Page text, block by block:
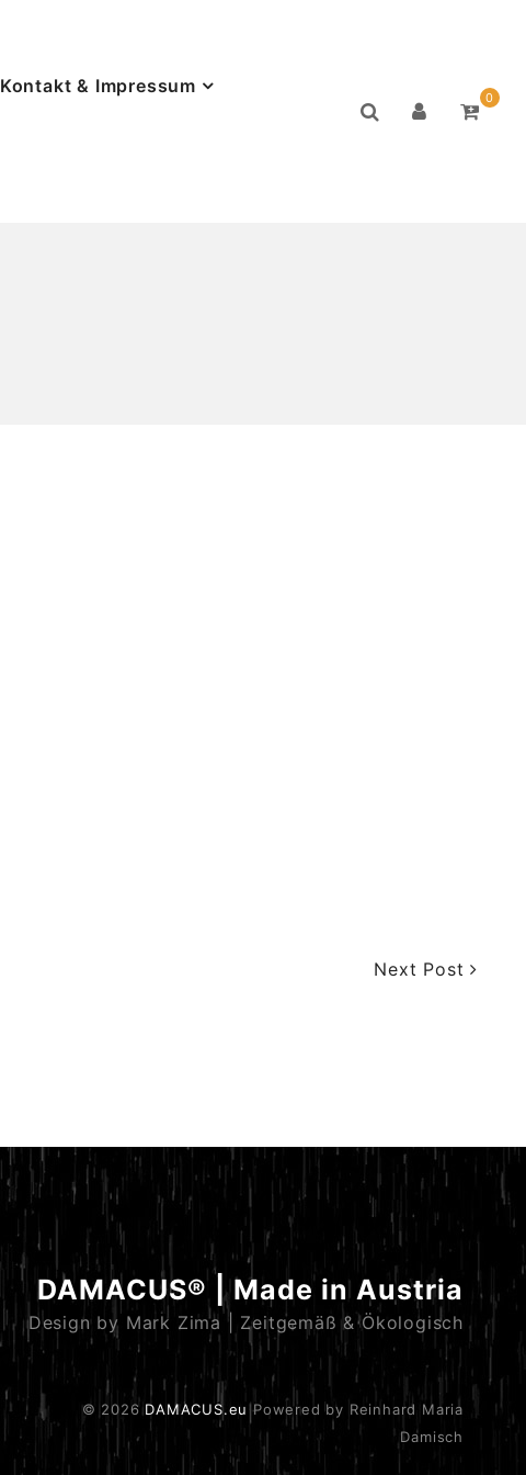
Kontakt & Impressum
0
Next Post
DAMACUS® | Made in Austria
Design by Mark Zima | Zeitgemäß & Ökologisch
© 2026 DAMACUS.eu Powered by Reinhard Maria
Damisch